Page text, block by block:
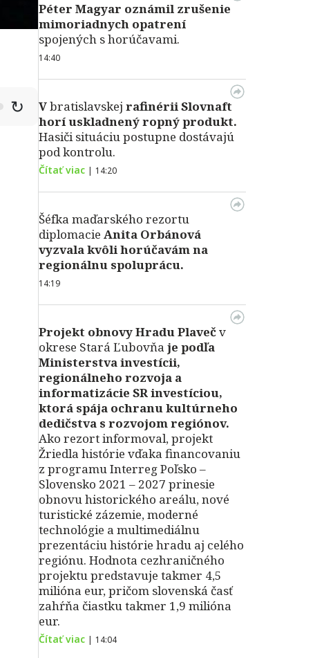
↻
Péter Magyar oznámil zrušenie
mimoriadnych opatrení
spojených s horúčavami.
14:40
Vbratislavskej rafinérii Slovnaft
horí uskladnený ropný produkt.
Hasiči situáciu postupne dostávajú
pod kontrolu.
Čítať viac | 14:20
Šéfka maďarského rezortu
diplomacie Anita Orbánová
vyzvala kvôli horúčavám na
regionálnu spoluprácu.
14:19
Projekt obnovy Hradu Plavečv
okrese Stará Ľubovňa je podľa
Ministerstva investícii,
regionálneho rozvoja a
informatizácie SR investíciou,
ktorá spája ochranu kultúrneho
dedičstva s rozvojom regiónov.
Ako rezort informoval, projekt
Žriedla histórie vďaka financovaniu
z programu Interreg Poľsko –
Slovensko 2021 – 2027 prinesie
obnovu historického areálu, nové
turistické zázemie, moderné
technológie a multimediálnu
prezentáciu histórie hradu aj celého
regiónu. Hodnota cezhraničného
projektu predstavuje takmer 4,5
milióna eur, pričom slovenská časť
zahŕňa čiastku takmer 1,9 milióna
eur.
Čítať viac | 14:04